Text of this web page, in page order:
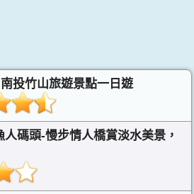
投竹山旅遊景點一日遊
人碼頭-慢步情人橋賞淡水美景，